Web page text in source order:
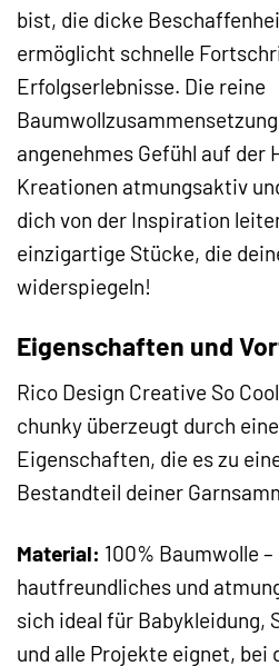
bist, die dicke
ermöglicht schnelle
Erfolgserlebnisse. Die reine
angenehmes Gefühl auf der
Kreationen atmungsaktiv
dich von der Inspiration
einzigartige Stücke, die
widerspiegeln!
Eigenschaften und
Rico Design Creative So
chunky überzeugt durch
Eigenschaften, die es zu
Bestandteil deiner
Material: 100% Baumwolle
hautfreundliches und
sich ideal für Babykleidung,
und alle Projekte eignet, bei